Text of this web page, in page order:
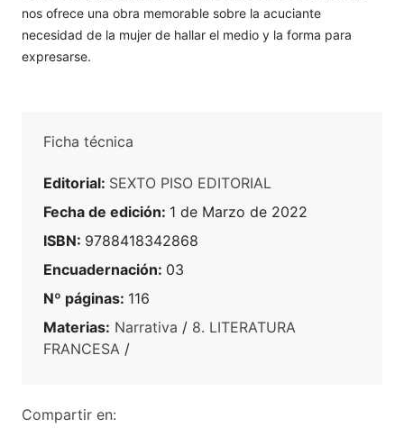
nos ofrece una obra memorable sobre la acuciante
necesidad de la mujer de hallar el medio y la forma para
expresarse.
Ficha técnica
Editorial: SEXTO PISO EDITORIAL
Fecha de edición: 1 de Marzo de 2022
ISBN: 9788418342868
Encuadernación: 03
Nº páginas: 116
Materias: Narrativa / 8. LITERATURA
FRANCESA /
Compartir en: